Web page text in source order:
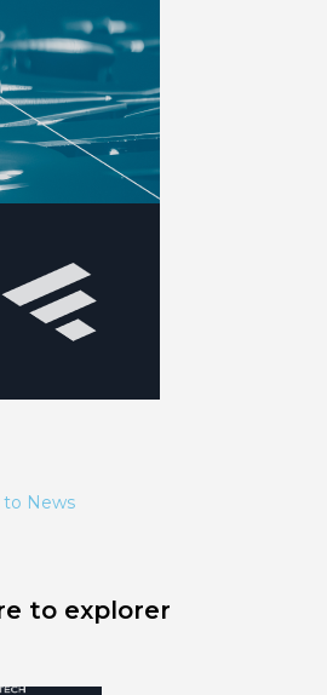
to News
to explorer